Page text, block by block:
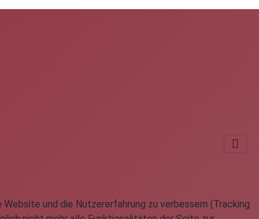
und die Nutzererfahrung zu verbessern (Tracking